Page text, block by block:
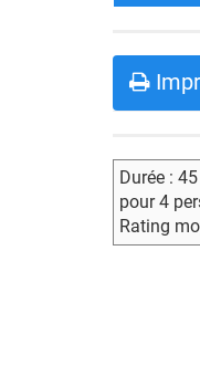
Durée :
pour 4
Rating